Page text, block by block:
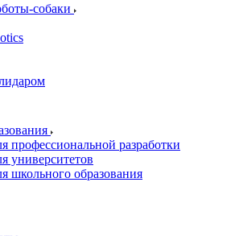
собаки
профессиональной разработки
университетов
школьного образования